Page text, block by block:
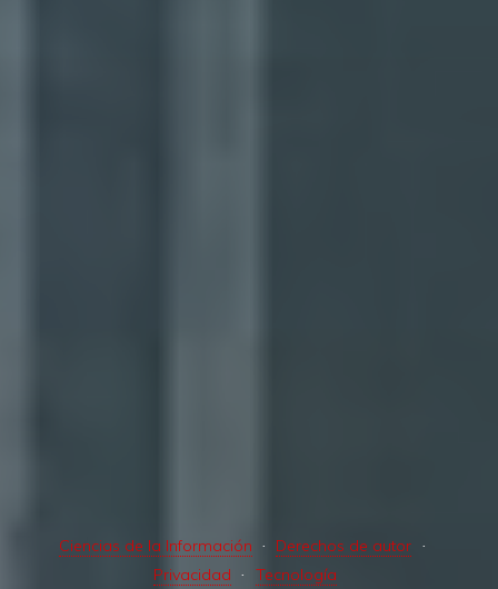
Ciencias de la Información
Derechos de autor
Privacidad
Tecnología